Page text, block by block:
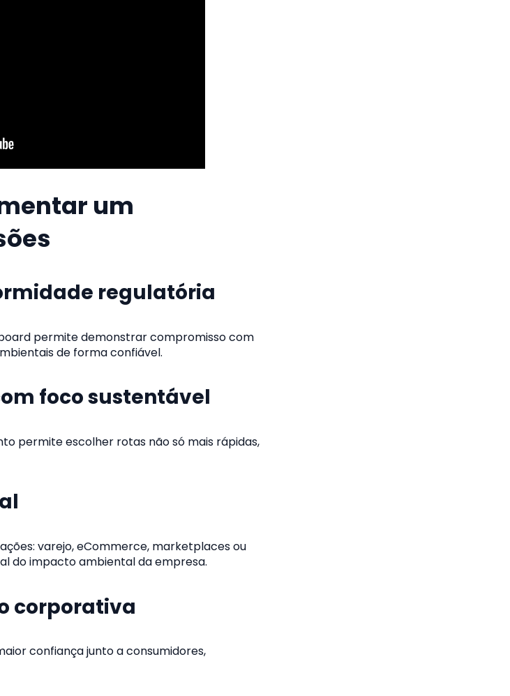
um
regulatória
permite demonstrar compromisso com
de forma confiável.
foco sustentável
permite escolher rotas não só mais rápidas,
varejo, eCommerce, marketplaces ou
do impacto ambiental da empresa.
corporativa
confiança junto a consumidores,